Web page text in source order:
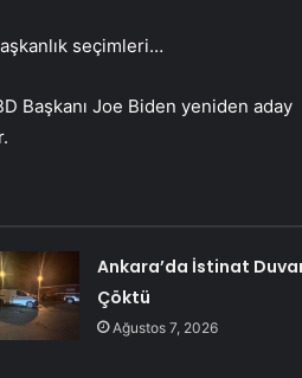
seçimleri…
Başkanı Joe Biden yeniden aday
Ankara’da İstinat
Çöktü
Ağustos 7, 2026